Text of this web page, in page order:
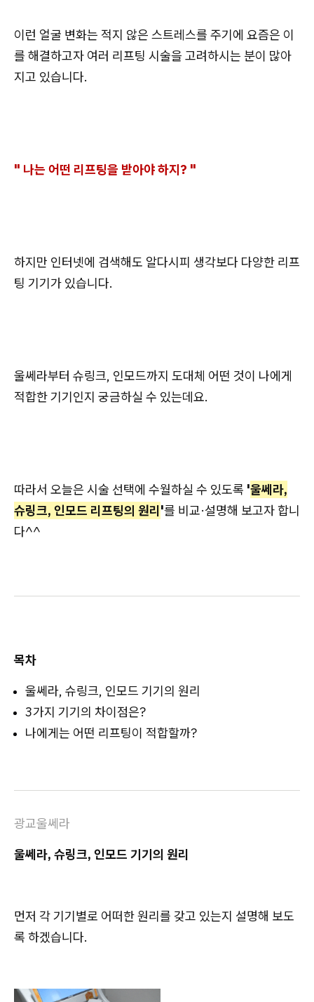
이런 얼굴 변화는 적지 않은 스트레스를 주기에 요즘은 이
를 해결하고자 여러 리프팅 시술을 고려하시는 분이 많아
지고 있습니다.
" 나는 어떤 리프팅을 받아야 하지? "
하지만 인터넷에 검색해도 알다시피 생각보다 다양한 리프
팅 기기가 있습니다.
울쎄라부터 슈링크, 인모드까지 도대체 어떤 것이 나에게
적합한 기기인지 궁금하실 수 있는데요.
따라서 오늘은 시술 선택에 수월하실 수 있도록 '울쎄라,
슈링크, 인모드 리프팅의 원리'를 비교·설명해 보고자 합니
다^^
목차
울쎄라, 슈링크, 인모드 기기의 원리
3가지 기기의 차이점은?
나에게는 어떤 리프팅이 적합할까?
광교울쎄라
울쎄라, 슈링크, 인모드 기기의 원리
먼저 각 기기별로 어떠한 원리를 갖고 있는지 설명해 보도
록 하겠습니다.